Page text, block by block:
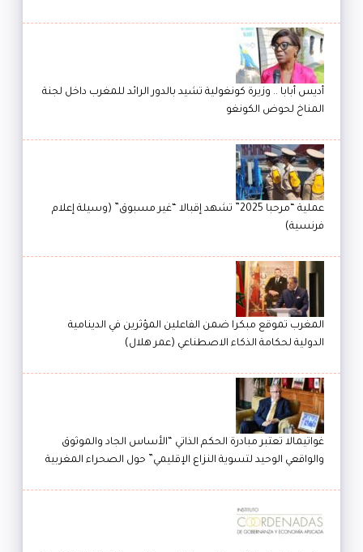
أديس أبابا .. وزيرة كونغولية تشيد بالدور الرائد للمغرب داخل لجنة
المناخ لحوض الكونغو
عملية “مرحبا 2025” تشهد إقبالا “غير مسبوق” (وسيلة إعلام
فرنسية)
المغرب تموقع مبكرا ضمن الفاعلين المؤثرين في الدينامية
الدولية لحكامة الذكاء الاصطناعي (عمر هلال)
غواتيمالا تعتبر مبادرة الحكم الذاتي “الأساس الجاد والموثوق
والواقعي الوحيد لتسوية النزاع الإقليمي” حول الصحراء المغربية